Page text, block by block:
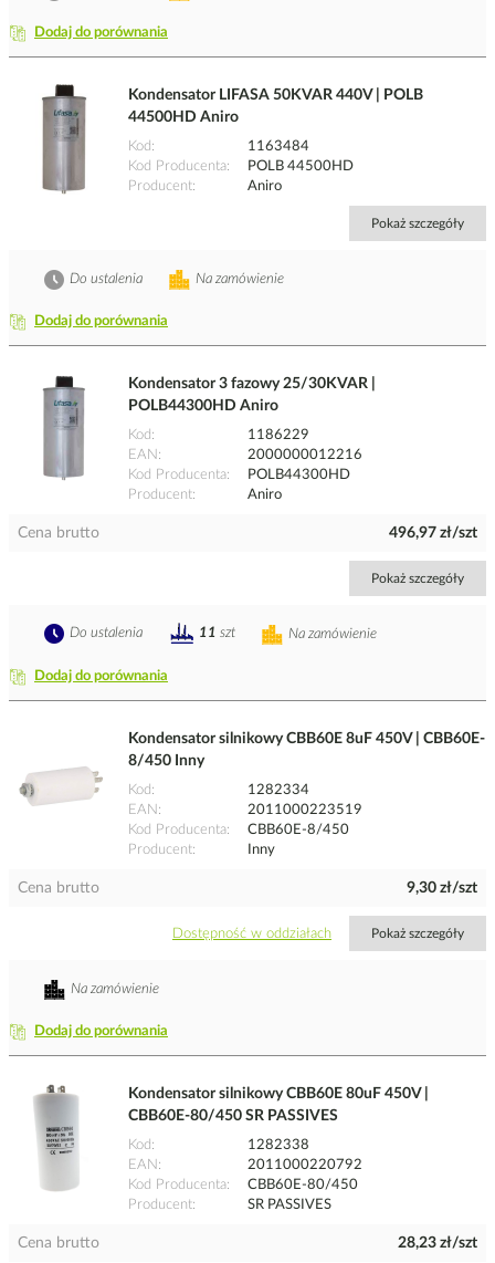
Dodaj do porównania
Kondensator LIFASA 50KVAR 440V | POLB
44500HD Aniro
Kod
1163484
Kod Producenta
POLB 44500HD
Producent
Aniro
Pokaż szczegóły
Dodaj do porównania
Na zamówienie
Do ustalenia
Kondensator 3 fazowy 25/30KVAR |
POLB44300HD Aniro
Kod
1186229
EAN
2000000012216
Kod Producenta
POLB44300HD
Producent
Aniro
Cena brutto 496,97 zł/szt
Pokaż szczegóły
Dodaj do porównania
Na zamówienie
Do ustalenia 11 szt
Kondensator silnikowy CBB60E 8uF 450V | CBB60E-
8/450 Inny
Kod
1282334
EAN
2011000223519
Kod Producenta
CBB60E-8/450
Producent
Inny
Cena brutto 9,30 zł/szt
Dostępność w oddziałach Pokaż szczegóły
Dodaj do porównania
Na zamówienie
Kondensator silnikowy CBB60E 80uF 450V |
CBB60E-80/450 SR PASSIVES
Kod
1282338
EAN
2011000220792
Kod Producenta
CBB60E-80/450
Producent
SR PASSIVES
Cena brutto 28,23 zł/szt